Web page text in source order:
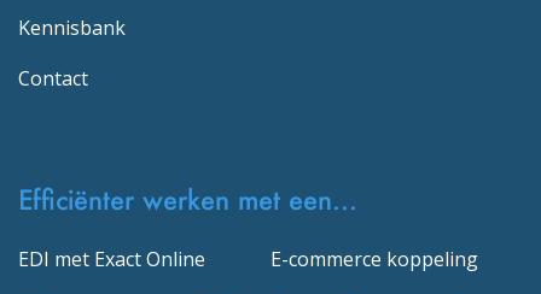
Kennisbank
Contact
Efficiënter werken met een...
EDI met Exact Online
E-commerce koppeling